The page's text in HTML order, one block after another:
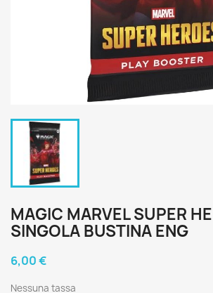
MAGIC MARVEL SUPER
SINGOLA BUSTINA ENG
6,00 €
Nessuna tassa